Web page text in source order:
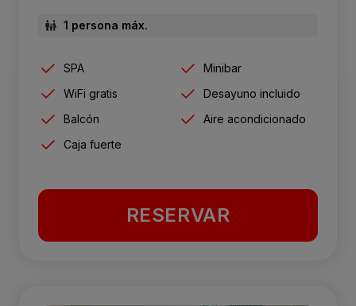
1 persona máx.
SPA
Minibar
WiFi gratis
Desayuno incluido
Balcón
Aire acondicionado
Caja fuerte
RESERVAR